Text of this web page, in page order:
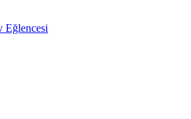
Eğlencesi